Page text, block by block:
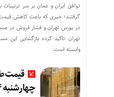
توافق ایران و عمان بر سر ترتیبات
گرفتند؛ خبری که باعث کاهش
در بورس تهران و فشار فروش در
تهران تاکید کرده بازگشایی این
وابسته است.
قیمت